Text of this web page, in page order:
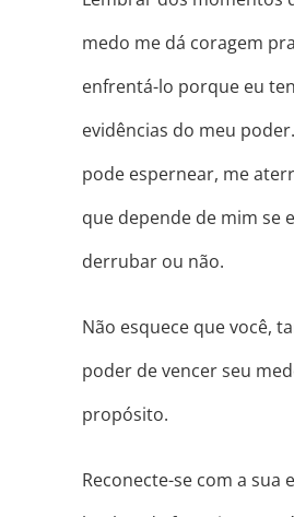
medo me dá coragem
enfrentá-lo porque eu
evidências do meu
pode espernear, me
que depende de mim se
derrubar ou não.
Não esquece que você,
poder de vencer seu
propósito.
Reconecte-se com a sua